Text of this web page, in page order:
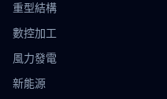
重型結構
數控加工
風力發電
新能源